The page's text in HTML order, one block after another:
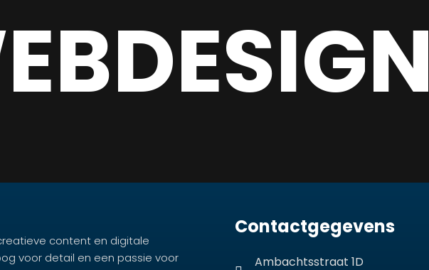
content en digitale
voor detail en een passie voor
Contactgegevens
Ambachtsstraat 1D